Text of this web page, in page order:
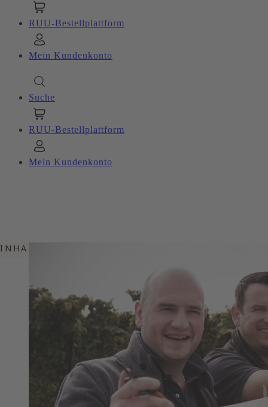
RUU-Bestellplattform
Mein Kundenkonto
Suche
RUU-Bestellplattform
Mein Kundenkonto
INHALTSVERZEICHNIS
WEINBAU AUS LEIDENSCHAFT